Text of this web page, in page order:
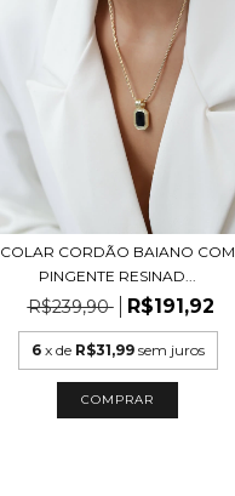
COLAR CORDÃO BAIANO COM
PINGENTE RESINAD...
R$239,90 R$191,92
6 x de R$31,99 sem juros
COMPRAR